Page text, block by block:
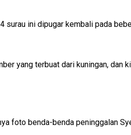
ini dipugar kembali pada
yang terbuat dari kuningan, dan
foto benda-benda peninggalan